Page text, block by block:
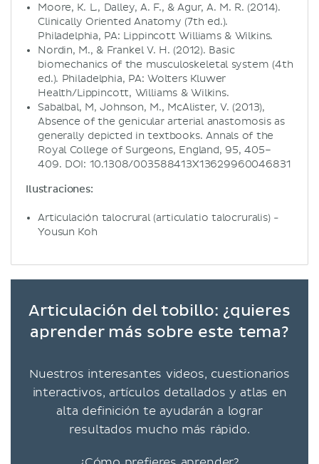
Moore, K. L., Dalley, A. F., & Agur, A. M. R. (2014).
Clinically Oriented Anatomy (7th ed.).
Philadelphia, PA: Lippincott Williams & Wilkins.
Nordin, M., & Frankel V. H. (2012). Basic
biomechanics of the musculoskeletal system (4th
ed.). Philadelphia, PA: Wolters Kluwer
Health/Lippincott, Williams & Wilkins.
Sabalbal, M, Johnson, M., McAlister, V. (2013),
Absence of the genicular arterial anastomosis as
generally depicted in textbooks. Annals of the
Royal College of Surgeons, England, 95, 405–
409. DOI: 10.1308/003588413X13629960046831
Ilustraciones:
Articulación talocrural (articulatio talocruralis) -
Yousun Koh
Articulación del tobillo: ¿quieres
aprender más sobre este tema?
Nuestros interesantes videos, cuestionarios
interactivos, artículos detallados y atlas en
alta definición te ayudarán a lograr
resultados mucho más rápido.